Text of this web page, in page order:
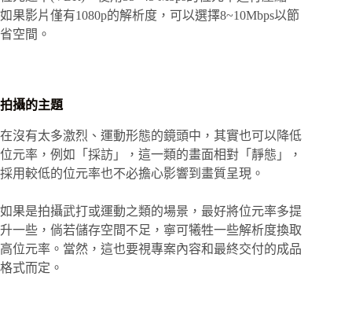
如果影片僅有1080p的解析度，可以選擇8~10Mbps以節
省空間。
拍攝的主題
在沒有太多激烈、運動形態的鏡頭中，其實也可以降低
位元率，例如「採訪」，這一類的畫面相對「靜態」，
採用較低的位元率也不必擔心影響到畫質呈現。
如果是拍攝武打或運動之類的場景，最好將位元率多提
升一些，倘若儲存空間不足，寧可犧牲一些解析度換取
高位元率。當然，這也要視專案內容和最終交付的成品
格式而定。